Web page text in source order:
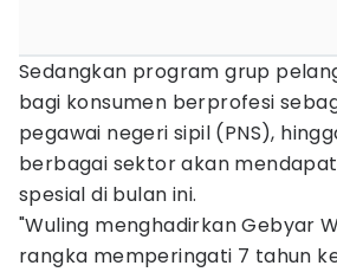
Sedangkan program grup
bagi konsumen berprofesi
pegawai negeri sipil (PNS),
berbagai sektor akan
spesial di bulan ini.
"Wuling menghadirkan Gebyar
rangka memperingati 7 tahun